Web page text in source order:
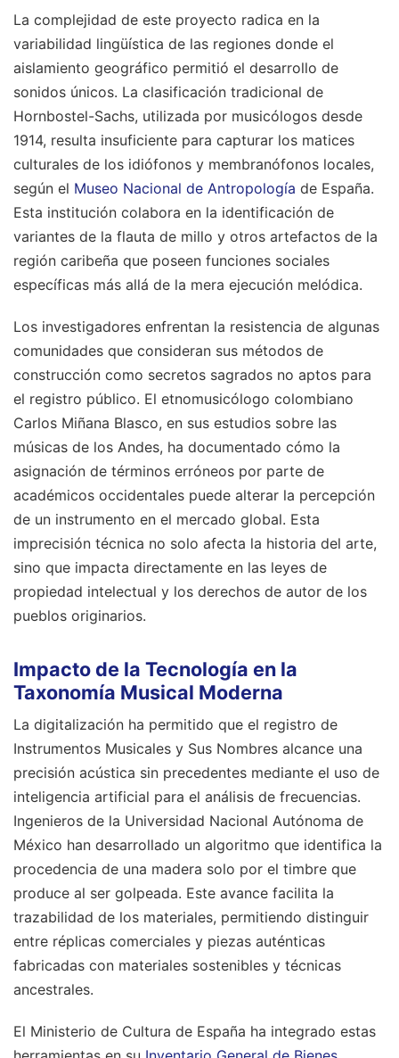
La complejidad de este proyecto radica en la
variabilidad lingüística de las regiones donde el
aislamiento geográfico permitió el desarrollo de
sonidos únicos. La clasificación tradicional de
Hornbostel-Sachs, utilizada por musicólogos desde
1914, resulta insuficiente para capturar los matices
culturales de los idiófonos y membranófonos locales,
según el Museo Nacional de Antropología de España.
Esta institución colabora en la identificación de
variantes de la flauta de millo y otros artefactos de la
región caribeña que poseen funciones sociales
específicas más allá de la mera ejecución melódica.
Los investigadores enfrentan la resistencia de algunas
comunidades que consideran sus métodos de
construcción como secretos sagrados no aptos para
el registro público. El etnomusicólogo colombiano
Carlos Miñana Blasco, en sus estudios sobre las
músicas de los Andes, ha documentado cómo la
asignación de términos erróneos por parte de
académicos occidentales puede alterar la percepción
de un instrumento en el mercado global. Esta
imprecisión técnica no solo afecta la historia del arte,
sino que impacta directamente en las leyes de
propiedad intelectual y los derechos de autor de los
pueblos originarios.
Impacto de la Tecnología en la
Taxonomía Musical Moderna
La digitalización ha permitido que el registro de
Instrumentos Musicales y Sus Nombres alcance una
precisión acústica sin precedentes mediante el uso de
inteligencia artificial para el análisis de frecuencias.
Ingenieros de la Universidad Nacional Autónoma de
México han desarrollado un algoritmo que identifica la
procedencia de una madera solo por el timbre que
produce al ser golpeada. Este avance facilita la
trazabilidad de los materiales, permitiendo distinguir
entre réplicas comerciales y piezas auténticas
fabricadas con materiales sostenibles y técnicas
ancestrales.
El Ministerio de Cultura de España ha integrado estas